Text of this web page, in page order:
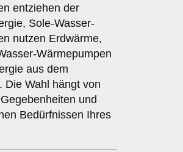
entziehen der
Sole-Wasser-
nutzen Erdwärme,
Wärmepumpen
aus dem
Die Wahl hängt von
und
Bedürfnissen Ihres